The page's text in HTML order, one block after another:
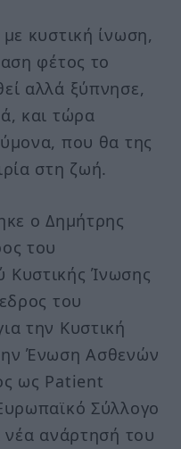
κυστική ίνωση,
φέτος το
αλλά ξύπνησε,
και τώρα
που θα της
στη ζωή.
ο Δημήτρης
του
Κυστικής Ίνωσης
του
την Κυστική
Ένωση Ασθενών
ως Patient
Σύλλογο
νέα ανάρτησή του